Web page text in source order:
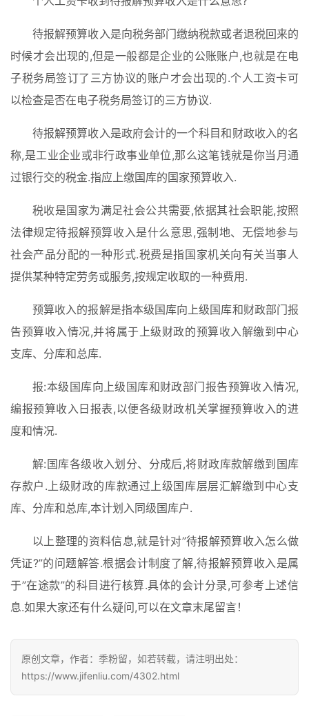
美
食
|
免
卡
待报解预算收入是向税务部门缴纳税款或者退税回来的
时候才会出现的,但是一般都是企业的公账账户,也就是在电
子税务局签订了三方协议的账户才会出现的.个人工资卡可
以检查是否在电子税务局签订的三方协议.
待报解预算收入是政府会计的一个科目和财政收入的名
称,是工业企业或非行政事业单位,那么这笔钱就是你当月通
过银行交的税金.指应上缴国库的国家预算收入.
税收是国家为满足社会公共需要,依据其社会职能,按照
法律规定待报解预算收入是什么意思,强制地、无偿地参与
社会产品分配的一种形式.税费是指国家机关向有关当事人
提供某种特定劳务或服务,按规定收取的一种费用.
预算收入的报解是指本级国库向上级国库和财政部门报
告预算收入情况,并将属于上级财政的预算收入解缴到中心
支库、分库和总库.
报:本级国库向上级国库和财政部门报告预算收入情况,
编报预算收入日报表,以便各级财政机关掌握预算收入的进
度和情况.
解:国库各级收入划分、分成后,将财政库款解缴到国库
存款户.上级财政的库款通过上级国库层层汇解缴到中心支
库、分库和总库,本计划入同级国库户.
以上整理的资料信息,就是针对”待报解预算收入怎么做
凭证?”的问题解答.根据会计制度了解,待报解预算收入是属
于”在途款”的科目进行核算.具体的会计分录,可参考上述信
息.如果大家还有什么疑问,可以在文章末尾留言！
原创文章，作者：季粉留，如若转载，请注明出处：
https://www.jifenliu.com/4302.html